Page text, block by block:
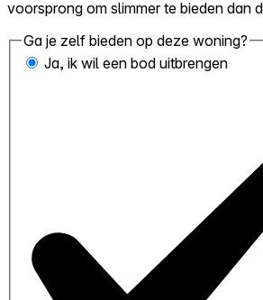
voorsprong om slimmer te bieden dan
Ga je zelf bieden op deze woning?
Ja, ik wil een bod uitbrengen